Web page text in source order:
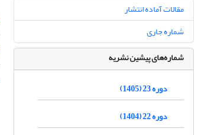
مقالات آماده انتشار
شماره جاری
شماره‌های پیشین نشریه
دوره 23 (1405)
دوره 22 (1404)